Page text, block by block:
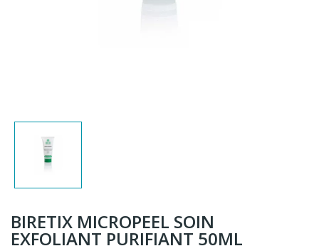
BIRETIX MICROPEEL SOIN
EXFOLIANT PURIFIANT 50ML